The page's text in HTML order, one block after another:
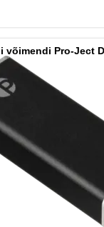
võimendi Pro-Ject